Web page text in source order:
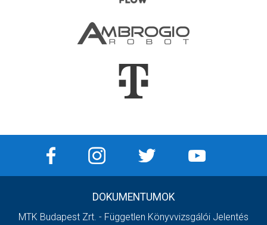
DOKUMENTUMOK
MTK Budapest Zrt. - Független Könyvvizsgálói Jelentés